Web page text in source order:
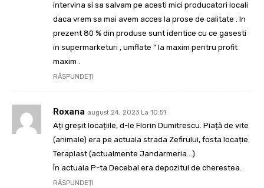
intervina si sa salvam pe acesti mici producatori locali
daca vrem sa mai avem acces la prose de calitate . In
prezent 80 % din produse sunt identice cu ce gasesti
in supermarketuri , umflate ” la maxim pentru profit
maxim .
RĂSPUNDEȚI
Roxana august 24, 2023 La 10:51
Ați greșit locațiile, d-le Florin Dumitrescu. Piață de vite
(animale) era pe actuala strada Zefirului, fosta locație
Teraplast (actualmente Jandarmeria…)
În actuala P-ta Decebal era depozitul de cherestea.
RĂSPUNDEȚI